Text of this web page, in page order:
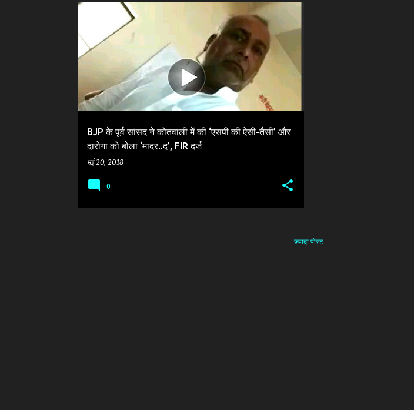
दे
श
BJP के पूर्व सांसद ने कोतवाली में की ‘एसपी की ऐसी-तैसी’ और
दारोगा को बोला ‘मादर..द’, FIR दर्ज
मई 20, 2018
EX MP RAM SAKAL ROBERTSGANJ
SHAHAR KOTWALI UP POLICE
0
ज़्यादा पोस्ट